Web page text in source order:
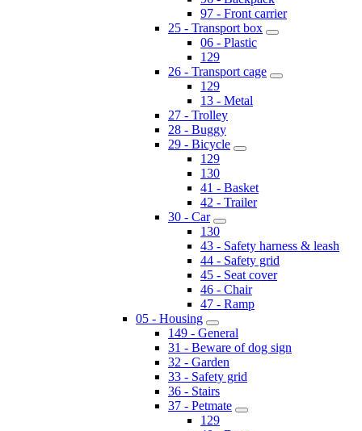
97 - Front carrier
25 - Transport box
06 - Plastic
129
26 - Transport cage
129
13 - Metal
27 - Trolley
28 - Buggy
29 - Bicycle
129
130
41 - Basket
42 - Trailer
30 - Car
130
43 - Safety harness & leash
44 - Safety grid
45 - Seat cover
46 - Chair
47 - Ramp
05 - Housing
149 - General
31 - Beware of dog sign
32 - Garden
33 - Safety grid
36 - Stairs
37 - Petmate
129